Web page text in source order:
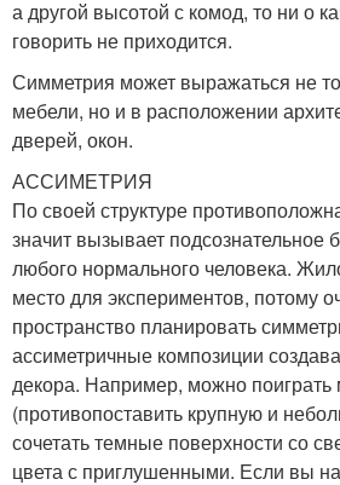
а другой высотой с комод, то ни о
говорить не приходится.
Симметрия может выражаться не
мебели, но и в расположении
дверей, окон.
АССИМЕТРИЯ
По своей структуре
значит вызывает подсознательное
любого нормального человека.
место для экспериментов, потому
пространство планировать
ассиметричные композиции
декора. Например, можно
(противопоставить крупную и
сочетать темные поверхности со
цвета с приглушенными. Если вы